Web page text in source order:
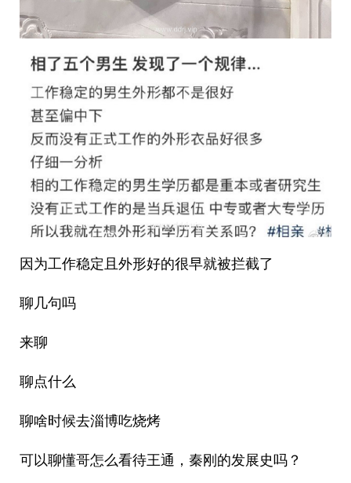
因为工作稳定且外形好的很早就被拦截了
聊几句吗
来聊
聊点什么
聊啥时候去淄博吃烧烤
可以聊懂哥怎么看待王通，秦刚的发展史吗？